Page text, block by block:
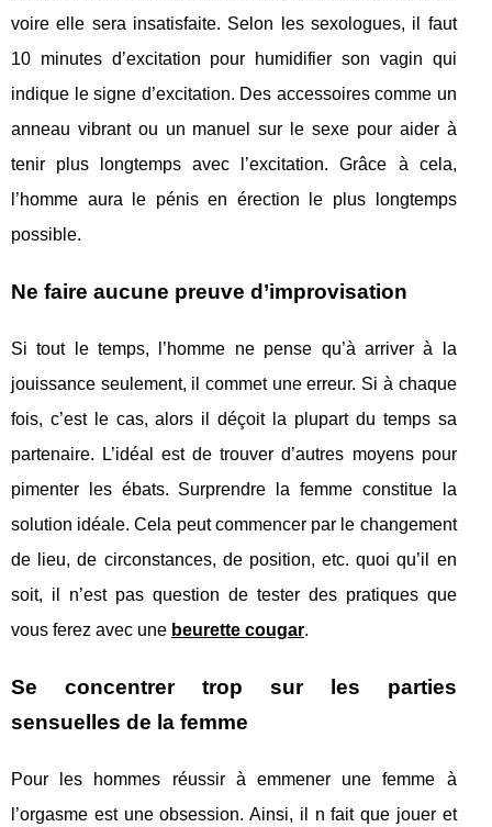
voire elle sera insatisfaite. Selon les sexologues, il faut
10 minutes d’excitation pour humidifier son vagin qui
indique le signe d’excitation. Des accessoires comme un
anneau vibrant ou un manuel sur le sexe pour aider à
tenir plus longtemps avec l’excitation. Grâce à cela,
l’homme aura le pénis en érection le plus longtemps
possible.
Ne faire aucune preuve d’improvisation
Si tout le temps, l’homme ne pense qu’à arriver à la
jouissance seulement, il commet une erreur. Si à chaque
fois, c’est le cas, alors il déçoit la plupart du temps sa
partenaire. L’idéal est de trouver d’autres moyens pour
pimenter les ébats. Surprendre la femme constitue la
solution idéale. Cela peut commencer par le changement
de lieu, de circonstances, de position, etc. quoi qu’il en
soit, il n’est pas question de tester des pratiques que
vous ferez avec une beurette cougar.
Se concentrer trop sur les parties
sensuelles de la femme
Pour les hommes réussir à emmener une femme à
l’orgasme est une obsession. Ainsi, il n fait que jouer et